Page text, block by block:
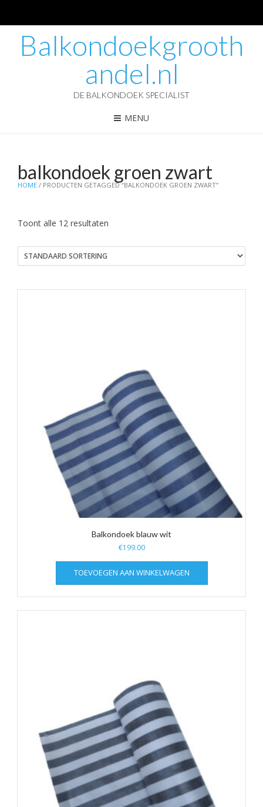
Balkondoekgrooth
andel.nl
DE BALKONDOEK SPECIALIST
MENU
HOME / PRODUCTEN GETAGGED “BALKONDOEK GROEN ZWART”
balkondoek groen zwart
Toont alle 12 resultaten
Balkondoek blauw wit
€199.00
TOEVOEGEN AAN WINKELWAGEN